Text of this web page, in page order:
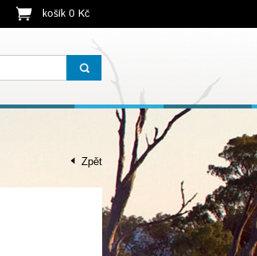
košík 0 Kč
Zpět